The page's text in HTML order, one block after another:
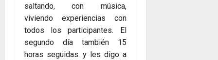
saltando, con música,
viviendo experiencias con
todos los participantes. El
segundo día también 15
horas seguidas. y les digo a